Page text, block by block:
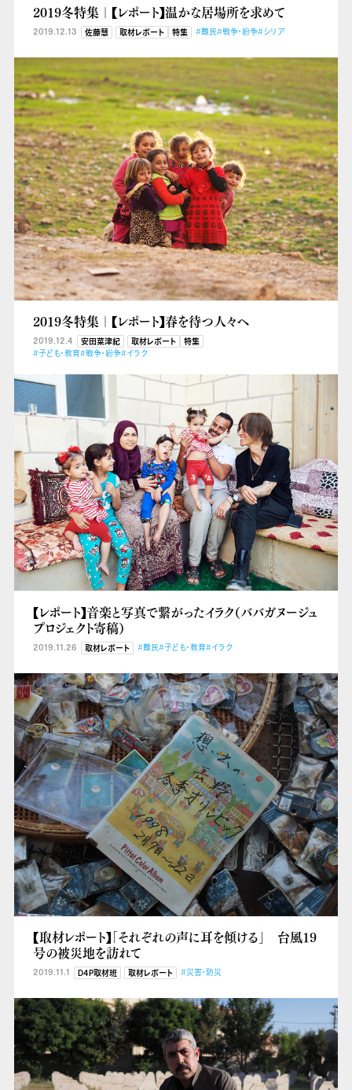
2019冬特集｜【レポート】温かな居場所を求めて
2019.12.13 佐藤慧 取材レポート 特集 #難民#戦争・紛争#シリア
2019冬特集｜【レポート】春を待つ人々へ
2019.12.4 安田菜津紀 取材レポート
特集
#子ども・教育#戦争・紛争#イラク
【レポート】音楽と写真で繋がったイラク（ババガヌージュ
プロジェクト寄稿）
2019.11.26 取材レポート #難民#子ども・教育#イラク
【取材レポート】「それぞれの声に耳を傾ける」 台風19
号の被災地を訪れて
2019.11.1 D4P取材班 取材レポート #災害・防災